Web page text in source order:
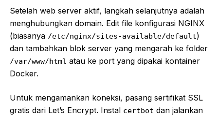
Setelah web server aktif, langkah selanjutnya adalah
menghubungkan domain. Edit file konfigurasi NGINX
(biasanya /etc/nginx/sites-available/default)
dan tambahkan blok server yang mengarah ke folder
/var/www/html atau ke port yang dipakai kontainer
Docker.
Untuk mengamankan koneksi, pasang sertifikat SSL
gratis dari Let’s Encrypt. Instal certbot dan jalankan